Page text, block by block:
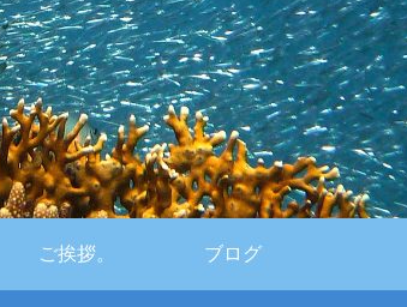
ご挨拶。 ブログ